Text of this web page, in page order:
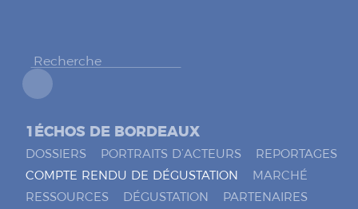
1ÉCHOS DE BORDEAUX
DOSSIERS PORTRAITS D’ACTEURS
REPORTAGES
COMPTE RENDU DE DÉGUSTATION
MARCHÉ
RESSOURCES
DÉGUSTATION
PARTENAIRES